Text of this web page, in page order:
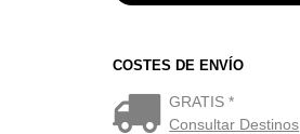
COSTES DE ENVÍO
GRATIS *
Consultar Destinos